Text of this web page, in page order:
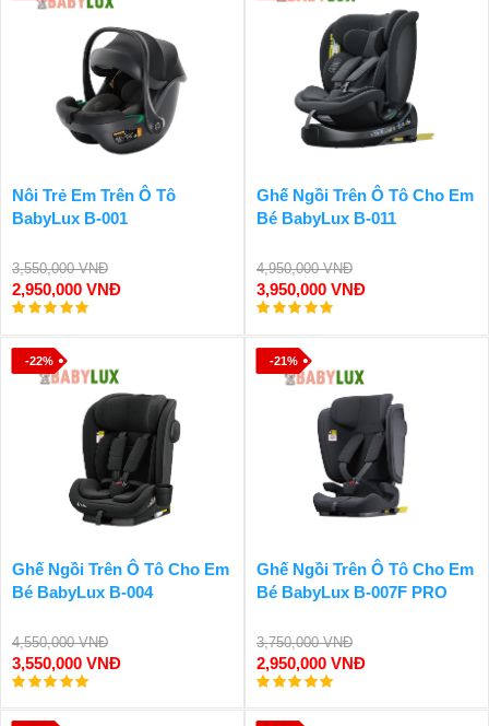
Nôi Trẻ Em Trên Ô Tô
BabyLux B-001
3,550,000 VNĐ
2,950,000 VNĐ
Ghế Ngồi Trên Ô Tô Cho Em
Bé BabyLux B-011
4,950,000 VNĐ
3,950,000 VNĐ
-22%
Ghế Ngồi Trên Ô Tô Cho Em
Bé BabyLux B-004
4,550,000 VNĐ
3,550,000 VNĐ
-21%
Ghế Ngồi Trên Ô Tô Cho Em
Bé BabyLux B-007F PRO
3,750,000 VNĐ
2,950,000 VNĐ